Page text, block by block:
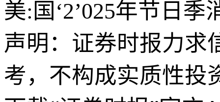
美:国‘2’025年节日
声明：证券时报力求
考，不构成实质性投